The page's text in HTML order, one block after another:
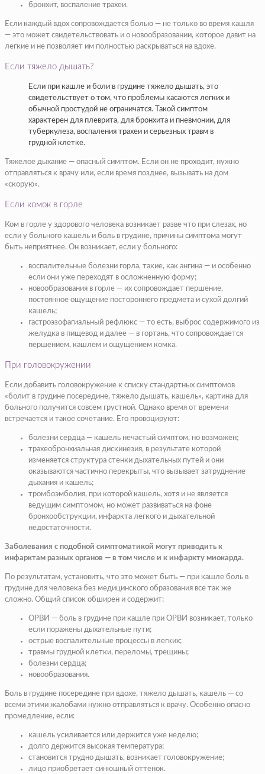
бронхит, воспаление трахеи.
Если каждый вдох сопровождается болью — не только во время кашля
— это может свидетельствовать и о новообразовании, которое давит на
легкие и не позволяет им полностью раскрываться на вдохе.
Если тяжело дышать?
Если при кашле и боли в грудине тяжело дышать, это
свидетельствует о том, что проблемы касаются легких и
обычной простудой не ограничатся. Такой симптом
характерен для плеврита, для бронхита и пневмонии, для
туберкулеза, воспаления трахеи и серьезных травм в
грудной клетке.
Тяжелое дыхание — опасный симптом. Если он не проходит, нужно
отправляться к врачу или, если время позднее, вызывать на дом
«скорую».
Если комок в горле
Ком в горле у здорового человека возникает разве что при слезах, но
если у больного кашель и боль в грудине, причины симптома могут
быть неприятнее. Он возникает, если у больного:
воспалительные болезни горла, такие, как ангина — и особенно
если они уже переходят в осложненную форму;
новообразования в горле — их сопровождает першение,
постоянное ощущение постороннего предмета и сухой долгий
кашель;
гастроэзофагиальный рефлюкс — то есть, выброс содержимого из
желудка в пищевод и далее — в гортань, что сопровождается
першением, кашлем и ощущением комка.
При головокружении
Если добавить головокружение к списку стандартных симптомов
«болит в грудине посередине, тяжело дышать, кашель», картина для
больного получится совсем грустной. Однако время от времени
встречается и такое сочетание. Его провоцируют:
болезни сердца — кашель нечастый симптом, но возможен;
трахеобронхиальная дискинезия, в результате которой
изменяется структура стенки дыхательных путей и они
оказываются частично перекрыты, что вызывает затруднение
дыхания и кашель;
тромбоэмболия, при которой кашель, хотя и не является
ведущим симптомом, но может развиваться на фоне
бронхообструкции, инфаркта легкого и дыхательной
недостаточности.
Заболевания с подобной симптоматикой могут приводить к
инфарктам разных органов — в том числе и к инфаркту миокарда.
По результатам, установить, что это может быть — при кашле боль в
грудине для человека без медицинского образования все так же
сложно. Общий список обширен и содержит:
ОРВИ — боль в грудине при кашле при ОРВИ возникает, только
если поражены дыхательные пути;
острые воспалительные процессы в легких;
травмы грудной клетки, переломы, трещины;
болезни сердца;
новообразования.
Боль в грудине посередине при вдохе, тяжело дышать, кашель — со
всеми этими жалобами нужно отправляться к врачу. Особенно опасно
промедление, если:
кашель усиливается или держится уже неделю;
долго держится высокая температура;
становится трудно дышать, возникает головокружение;
лицо приобретает синюшный оттенок.